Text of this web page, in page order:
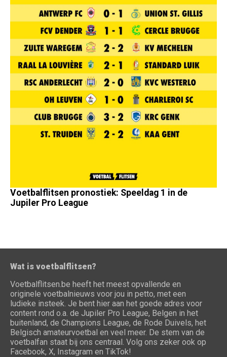
Voetbalflitsen pronostiek: Speeldag 1 in de
Jupiler Pro League
Wat is voetbalflitsen?
Voetbalflitsen.be heeft het meest opvallende en
originele voetbalnieuws voor jou in petto, met een
ludieke insteek. Je bent hier aan het goede adres voor
content rond o.a. de Jupiler Pro League, Belgen in het
buitenland, de Champions League, de Rode Duivels, het
Belgisch amateurvoetbal en veel meer. De stem van de
voetbalfan staat bij ons centraal. Volg ons zeker ook op
Facebook, X, Instagram en TikTok!